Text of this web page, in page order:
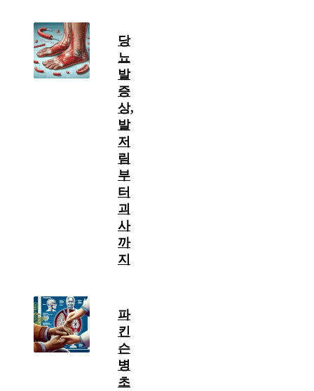
당
뇨
발
증
상,
발
저
림
부
터
괴
사
까
지
파
킨
슨
병
초